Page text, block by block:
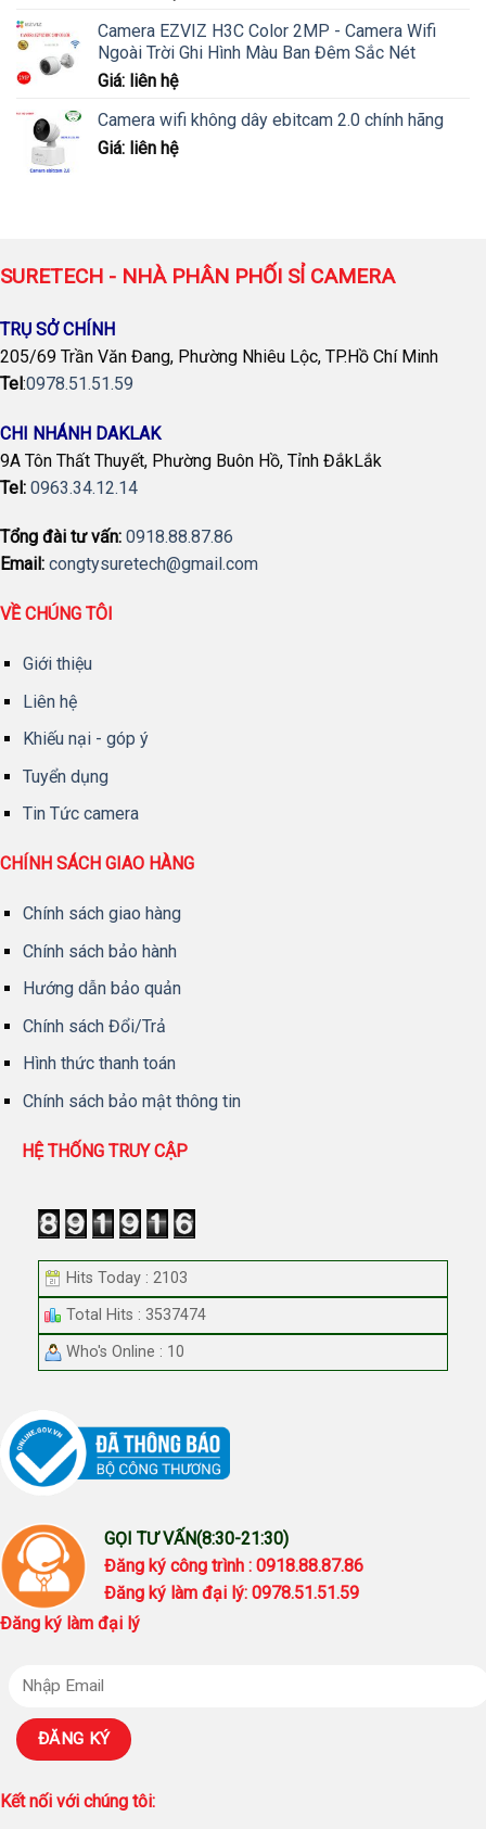
Camera EZVIZ H3C Color 2MP - Camera Wifi
Ngoài Trời Ghi Hình Màu Ban Đêm Sắc Nét
Giá: liên hệ
Camera wifi không dây ebitcam 2.0 chính hãng
Giá: liên hệ
SURETECH - NHÀ PHÂN PHỐI SỈ CAMERA
TRỤ SỞ CHÍNH
205/69 Trần Văn Đang, Phường Nhiêu Lộc, TP.Hồ Chí Minh
Tel:0978.51.51.59
CHI NHÁNH DAKLAK
9A Tôn Thất Thuyết, Phường Buôn Hồ, Tỉnh ĐắkLắk
Tel: 0963.34.12.14
Tổng đài tư vấn: 0918.88.87.86
Email: congtysuretech@gmail.com
VỀ CHÚNG TÔI
Giới thiệu
Liên hệ
Khiếu nại - góp ý
Tuyển dụng
Tin Tức camera
CHÍNH SÁCH GIAO HÀNG
Chính sách giao hàng
Chính sách bảo hành
Hướng dẫn bảo quản
Chính sách Đổi/Trả
Hình thức thanh toán
Chính sách bảo mật thông tin
HỆ THỐNG TRUY CẬP
Hits Today : 2103
Total Hits : 3537474
Who's Online : 10
GỌI TƯ VẤN(8:30-21:30)
Đăng ký công trình : 0918.88.87.86
Đăng ký làm đại lý: 0978.51.51.59
Đăng ký làm đại lý
Kết nối với chúng tôi: